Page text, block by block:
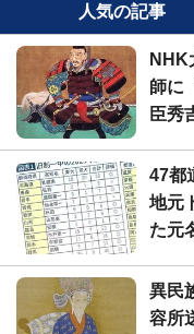
人気の記事
NHK
師に
臣秀
47都
地元
た元
異民
容所